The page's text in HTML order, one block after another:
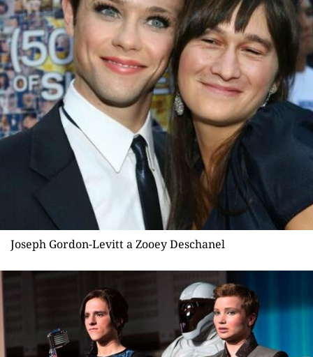
Joseph Gordon-Levitt a Zooey Deschanel